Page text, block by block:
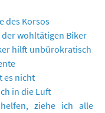
des Korsos
der wohltätigen Biker
hilft unbürokratisch
es nicht
in die Luft
ziehe ich alle